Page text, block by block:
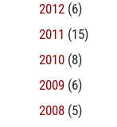
2012 (6)
2011 (15)
2010 (8)
2009 (6)
2008 (5)